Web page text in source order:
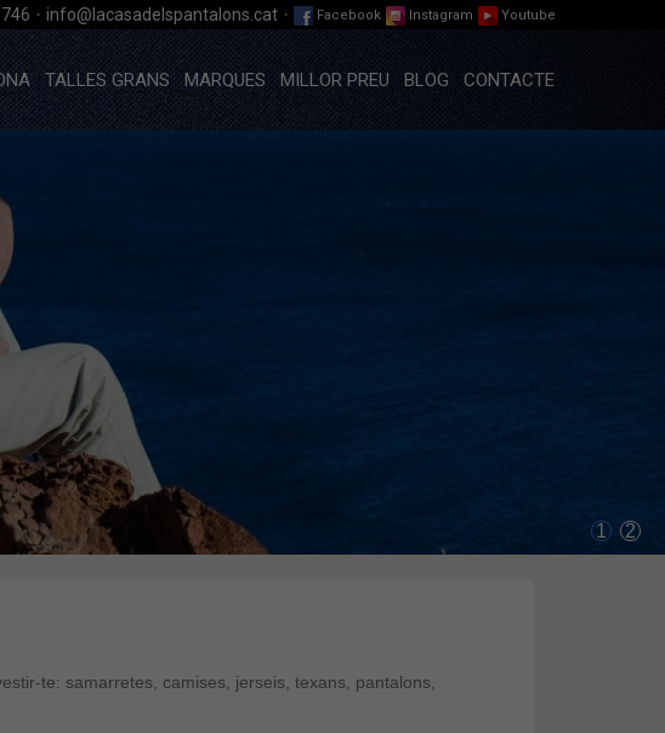
· info@lacasadelspantalons.cat · Facebook Instagram Youtube
TALLES GRANS MARQUES MILLOR PREU BLOG CONTACTE
1 2
te: samarretes, camises, jerseis, texans, pantalons,